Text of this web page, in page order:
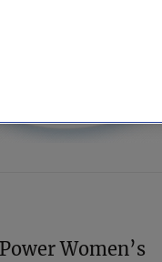
Women’s